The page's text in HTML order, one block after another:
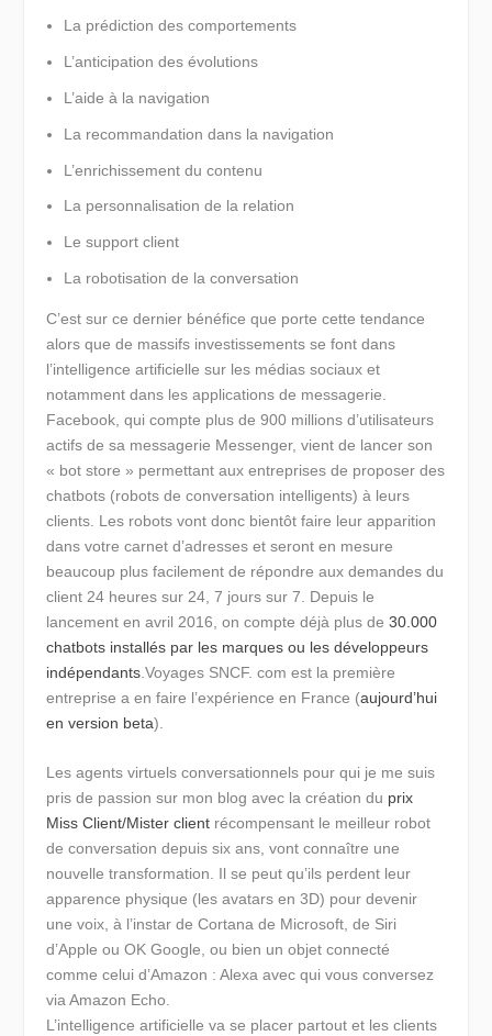
La prédiction des comportements
L’anticipation des évolutions
L’aide à la navigation
La recommandation dans la navigation
L’enrichissement du contenu
La personnalisation de la relation
Le support client
La robotisation de la conversation
C’est sur ce dernier bénéfice que porte cette tendance
alors que de massifs investissements se font dans
l’intelligence artificielle sur les médias sociaux et
notamment dans les applications de messagerie.
Facebook, qui compte plus de 900 millions d’utilisateurs
actifs de sa messagerie Messenger, vient de lancer son
« bot store » permettant aux entreprises de proposer des
chatbots (robots de conversation intelligents) à leurs
clients. Les robots vont donc bientôt faire leur apparition
dans votre carnet d’adresses et seront en mesure
beaucoup plus facilement de répondre aux demandes du
client 24 heures sur 24, 7 jours sur 7. Depuis le
lancement en avril 2016, on compte déjà plus de30.000
chatbots installés par les marques ou les développeurs
indépendants .Voyages SNCF. com est la première
entreprise a en faire l’expérience en France (aujourd’hui
en version beta).
Les agents virtuels conversationnels pour qui je me suis
pris de passion sur mon blog avec la création du prix
Miss Client/Mister client récompensant le meilleur robot
de conversation depuis six ans, vont connaître une
nouvelle transformation. Il se peut qu’ils perdent leur
apparence physique (les avatars en 3D) pour devenir
une voix, à l’instar de Cortana de Microsoft, de Siri
d’Apple ou OK Google, ou bien un objet connecté
comme celui d’Amazon : Alexa avec qui vous conversez
via Amazon Echo.
L’intelligence artificielle va se placer partout et les clients